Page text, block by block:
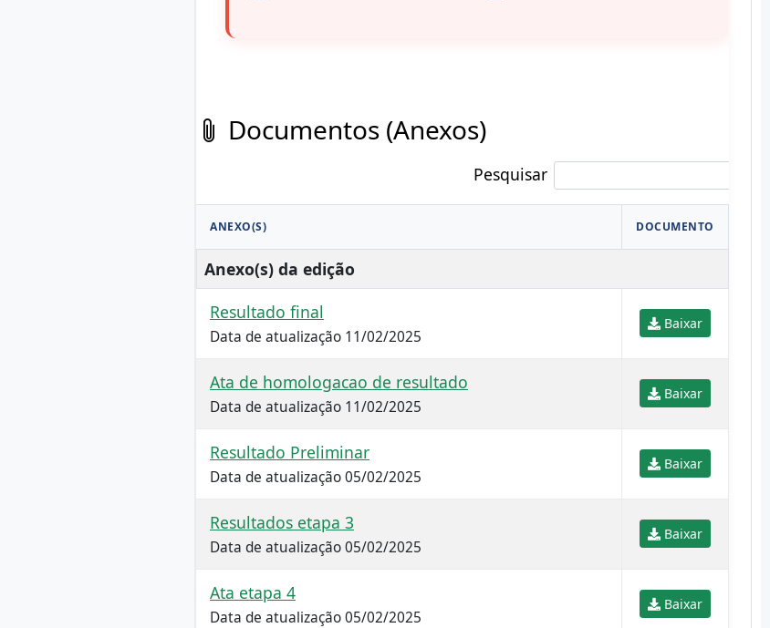
Documentos (Anexos)
Pesquisar
ANEXO(S) DOCUMENTO
Anexo(s) da edição
Resultado final
Data de atualização 11/02/2025
Baixar
Ata de homologacao de resultado
Data de atualização 11/02/2025
Baixar
Resultado Preliminar
Data de atualização 05/02/2025
Baixar
Resultados etapa 3
Data de atualização 05/02/2025
Baixar
Ata etapa 4
Data de atualização 05/02/2025
Baixar